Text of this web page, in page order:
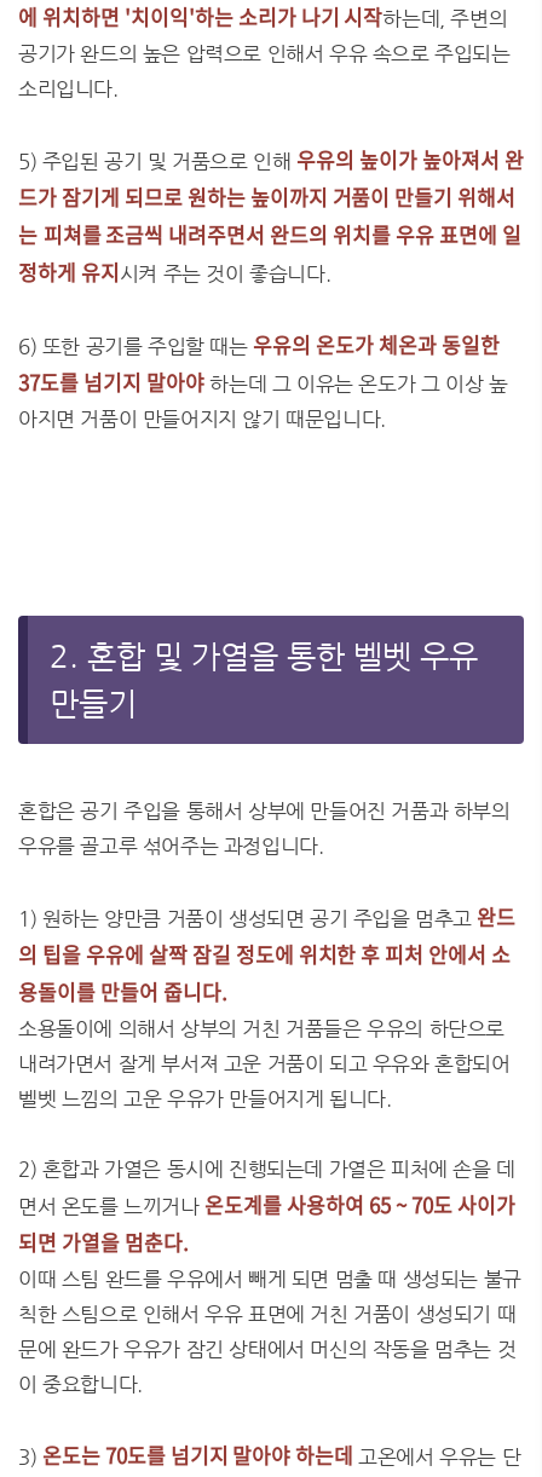
에 위치하면 '치이익'하는 소리가 나기 시작하는데, 주변의
공기가 완드의 높은 압력으로 인해서 우유 속으로 주입되는
소리입니다.
5) 주입된 공기 및 거품으로 인해 우유의 높이가 높아져서 완
드가 잠기게 되므로 원하는 높이까지 거품이 만들기 위해서
는 피쳐를 조금씩 내려주면서 완드의 위치를 우유 표면에 일
정하게 유지시켜 주는 것이 좋습니다.
6) 또한 공기를 주입할 때는 우유의 온도가 체온과 동일한
37도를 넘기지 말아야하는데 그 이유는 온도가 그 이상 높
아지면 거품이 만들어지지 않기 때문입니다.
2. 혼합 및 가열을 통한 벨벳 우유
만들기
혼합은 공기 주입을 통해서 상부에 만들어진 거품과 하부의
우유를 골고루 섞어주는 과정입니다.
1) 원하는 양만큼 거품이 생성되면 공기 주입을 멈추고 완드
의 팁을 우유에 살짝 잠길 정도에 위치한 후 피처 안에서 소
용돌이를 만들어 줍니다.
소용돌이에 의해서 상부의 거친 거품들은 우유의 하단으로
내려가면서 잘게 부서져 고운 거품이 되고 우유와 혼합되어
벨벳 느낌의 고운 우유가 만들어지게 됩니다.
2) 혼합과 가열은 동시에 진행되는데 가열은 피처에 손을 데
면서 온도를 느끼거나 온도계를 사용하여 65 ~ 70도 사이가
되면 가열을 멈춘다.
이때 스팀 완드를 우유에서 빼게 되면 멈출 때 생성되는 불규
칙한 스팀으로 인해서 우유 표면에 거친 거품이 생성되기 때
문에 완드가 우유가 잠긴 상태에서 머신의 작동을 멈추는 것
이 중요합니다.
3) 온도는 70도를 넘기지 말아야 하는데 고온에서 우유는 단